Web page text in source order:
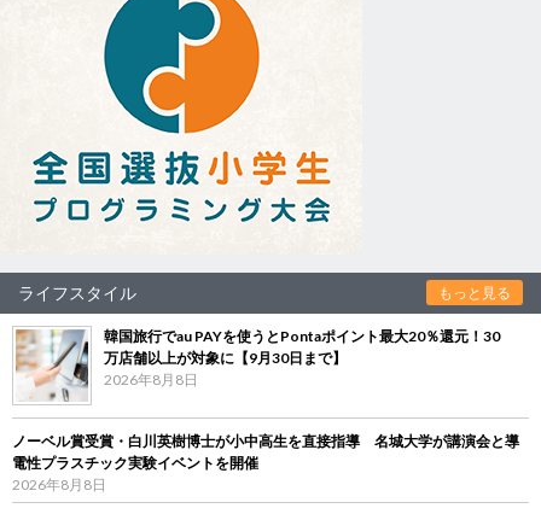
ライフスタイル もっと見る
韓国旅行でau PAYを使うとPontaポイント最大20％還元！30
万店舗以上が対象に【9月30日まで】
2026年8月8日
ノーベル賞受賞・白川英樹博士が小中高生を直接指導 名城大学が講演会と導
電性プラスチック実験イベントを開催
2026年8月8日